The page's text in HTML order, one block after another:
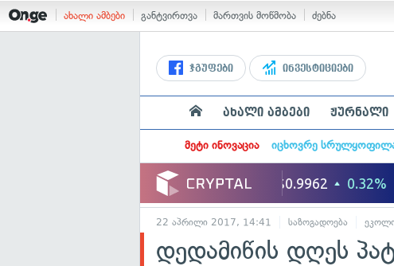
ახალი ამბები განტვირთვა მართვის მოწმობა ძებნა
ჯგუფები ინვესტიციები
ახალი ამბები ჟურნალი
მეტი ინოვაცია იცხოვრე
22 აპრილი 2017, 14:41 საზოგადოება
დედამიწის დღეს